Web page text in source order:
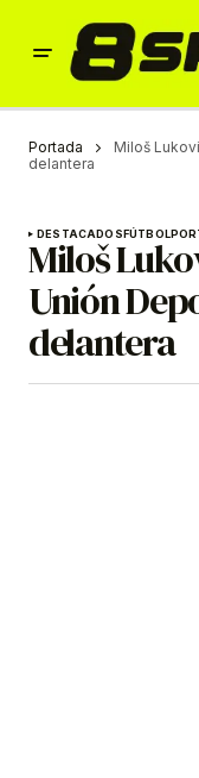
Portada
Miloš
delantera
DESTACADOSFÚTBOL
Miloš
Unión
delantera